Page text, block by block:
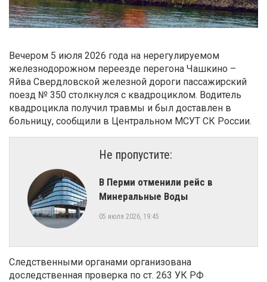
Вечером 5 июля 2026 года на нерегулируемом
железнодорожном переезде перегона Чашкино –
Яйва Свердловской железной дороги пассажирский
поезд № 350 столкнулся с квадроциклом. Водитель
квадроцикла получил травмы и был доставлен в
больницу, сообщили в Центральном МСУТ СК России.
Не пропустите:
В Перми отменили рейс в
Минеральные Воды
05 июля 2026, 19:45
Следственными органами организована
доследственная проверка по ст. 263 УК РФ